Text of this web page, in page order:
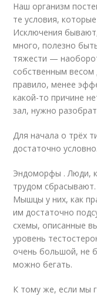
Наш организм
те условия,
Исключения
много, полезно
тяжести —
собственным
правило, менее
какой-то причине
зал, нужно
Для начала о трёх
достаточно условно.
Эндоморфы . Люди,
трудом
Мышцы у них, как
им достаточно
схемы, описанные
уровень
очень большой, не
можно бегать.
К тому же, если мы